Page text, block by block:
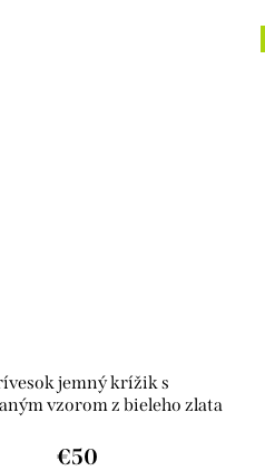
jemný krížik s
vzorom z bieleho zlata
€50